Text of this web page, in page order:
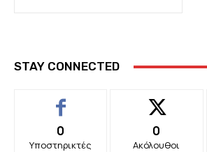
STAY CONNECTED
0
Υποστηρικτές
0
Ακόλουθοι